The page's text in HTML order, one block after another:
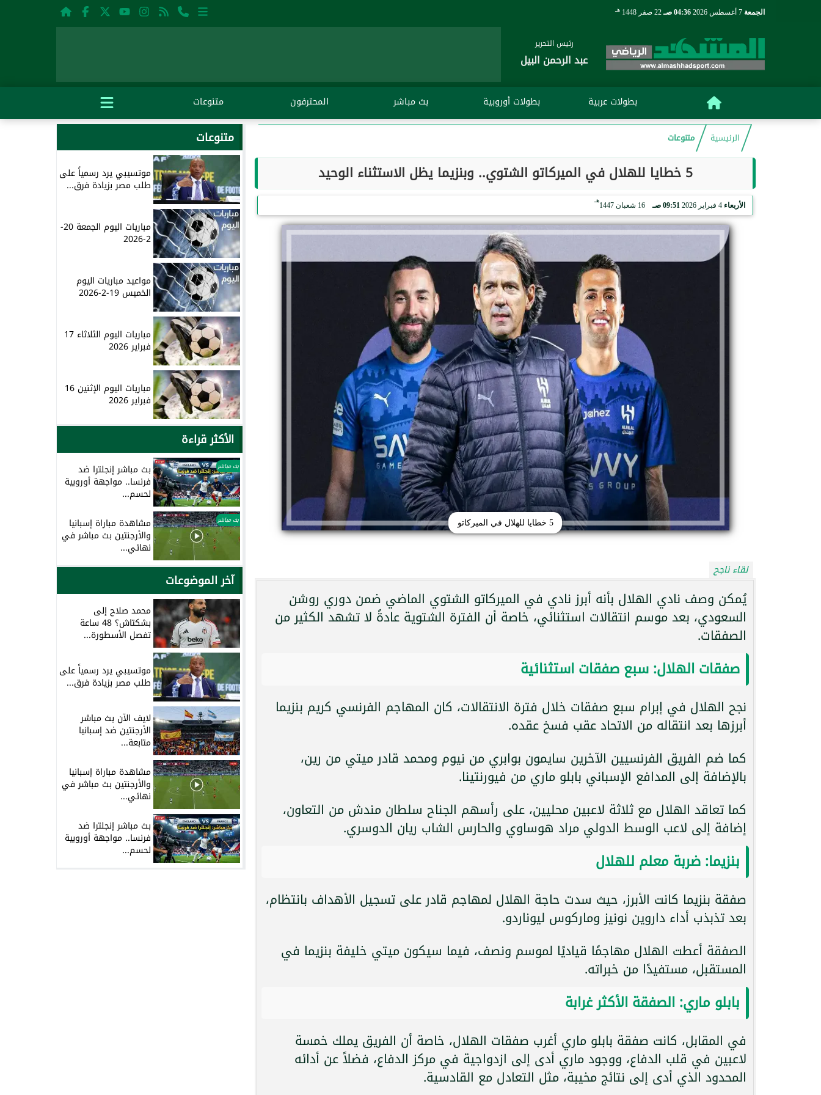
الجمعة 04:36 صـ 22 صفر 1448 هـ
رئيس التحرير
عبد الرحمن البيل
بطولات عربية بطولات أوروبية بث مباشر المحترفون متنوعات
الرئيسية متنوعات
5 خطايا للهلال في الميركاتو الشتوي.. وبنزيما يظل الاستثناء الوحيد
الأربعاء 4 فبراير 2026 09:51 صـ 16 شعبان 1447
هـ
5 خطايا للهلال في الميركاتو
لقاء ناجح
يُمكن وصف نادي الهلال بأنه أبرز نادي في الميركاتو الشتوي الماضي ضمن دوري روشن
السعودي، بعد موسم انتقالات استثنائي، خاصة أن الفترة الشتوية عادةً لا تشهد الكثير من
الصفقات.
صفقات الهلال: سبع صفقات استثنائية
نجح الهلال في إبرام سبع صفقات خلال فترة الانتقالات، كان المهاجم الفرنسي كريم بنزيما
أبرزها بعد انتقاله من الاتحاد عقب فسخ عقده.
كما ضم الفريق الفرنسيين الآخرين سايمون بوابري من نيوم ومحمد قادر ميتي من رين،
بالإضافة إلى المدافع الإسباني بابلو ماري من فيورنتينا.
كما تعاقد الهلال مع ثلاثة لاعبين محليين، على رأسهم الجناح سلطان مندش من التعاون،
إضافة إلى لاعب الوسط الدولي مراد هوساوي والحارس الشاب ريان الدوسري.
بنزيما: ضربة معلم للهلال
صفقة بنزيما كانت الأبرز، حيث سدت حاجة الهلال لمهاجم قادر على تسجيل الأهداف بانتظام،
بعد تذبذب أداء داروين نونيز وماركوس ليوناردو.
الصفقة أعطت الهلال مهاجمًا قياديًا لموسم ونصف، فيما سيكون ميتي خليفة بنزيما في
المستقبل، مستفيدًا من خبراته.
بابلو ماري: الصفقة الأكثر غرابة
في المقابل، كانت صفقة بابلو ماري أغرب صفقات الهلال، خاصة أن الفريق يملك خمسة
لاعبين في قلب الدفاع، ووجود ماري أدى إلى ازدواجية في مركز الدفاع، فضلاً عن أدائه
المحدود الذي أدى إلى نتائج مخيبة، مثل التعادل مع القادسية.
متنوعات
موتسيبي يرد رسمياً على
طلب مصر بزيادة فرق...
مباريات اليوم الجمعة 20-
2-2026
مواعيد مباريات اليوم
الخميس 19-2-2026
مباريات اليوم الثلاثاء 17
فبراير 2026
مباريات اليوم الإثنين 16
فبراير 2026
الأكثر قراءة
بث مباشر بث مباشر إنجلترا ضد
فرنسا.. مواجهة أوروبية
لحسم...
بث مباشر مشاهدة مباراة إسبانيا
والأرجنتين بث مباشر في
نهائي...
آخر الموضوعات
محمد صلاح إلى
بشكتاش؟ 48 ساعة
تفصل الأسطورة...
موتسيبي يرد رسمياً على
طلب مصر بزيادة فرق...
لايف الآن بث مباشر
الأرجنتين ضد إسبانيا
متابعة...
مشاهدة مباراة إسبانيا
والأرجنتين بث مباشر في
نهائي...
بث مباشر إنجلترا ضد
فرنسا.. مواجهة أوروبية
لحسم...